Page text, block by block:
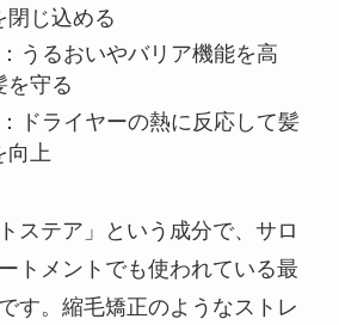
閉じ込める
：うるおいやバリア機能を高
を守る
ドライヤーの熱に反応して髪
向上
ステア」という成分で、サロ
トメントでも使われている最
す。縮毛矯正のようなストレ